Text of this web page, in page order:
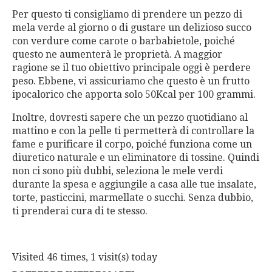
Per questo ti consigliamo di prendere un pezzo di
mela verde al giorno o di gustare un delizioso succo
con verdure come carote o barbabietole, poiché
questo ne aumenterà le proprietà. A maggior
ragione se il tuo obiettivo principale oggi è perdere
peso. Ebbene, vi assicuriamo che questo è un frutto
ipocalorico che apporta solo 50Kcal per 100 grammi.
Inoltre, dovresti sapere che un pezzo quotidiano al
mattino e con la pelle ti permetterà di controllare la
fame e purificare il corpo, poiché funziona come un
diuretico naturale e un eliminatore di tossine. Quindi
non ci sono più dubbi, seleziona le mele verdi
durante la spesa e aggiungile a casa alle tue insalate,
torte, pasticcini, marmellate o succhi. Senza dubbio,
ti prenderai cura di te stesso.
Visited 46 times, 1 visit(s) today